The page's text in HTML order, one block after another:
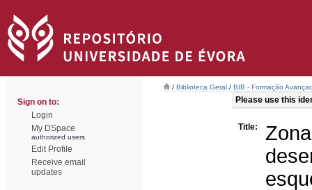
Sign on to:
Login
My DSpace
authorized users
Edit Profile
Receive email
updates
/ Biblioteca Geral / BIB - Formação
Please use this
Title: